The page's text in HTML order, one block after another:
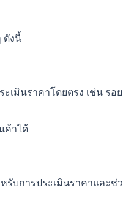
ดังนี้
เมินราคาโดยตรง เช่น ร
ค้าได้
บการประเมินราคาและช่